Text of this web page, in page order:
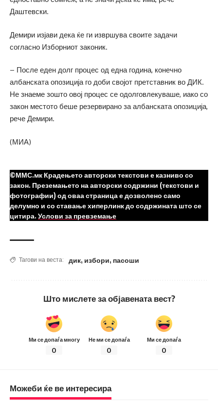
Даштевски.
Демири изјави дека ќе ги извршува своите задачи
согласно Изборниот законик.
– После еден долг процес од една година, конечно
албанската опозиција го доби својот претставник во ДИК.
Не знаеме зошто овој процес се одолговлекуваше, иако со
закон местото беше резервирано за албанската опозиција,
рече Демири.
(МИА)
©ММС.мк Крадењето авторски текстови е казниво со
закон. Преземањето на авторски содржини (текстови и
фотографии) од оваа страница е дозволено само
делумно и со ставање хиперлинк до содржината што се
цитира. Услови за превземање
Тагови на веста: дик, избори, пасоши
Што мислете за објавената вест?
Ми се допаѓа многу
0
Не ми се допаѓа
0
Ми се допаѓа
0
Можеби ќе ве интересира